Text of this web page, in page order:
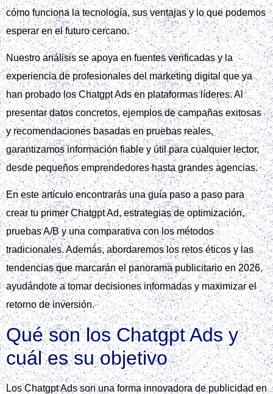
cómo funciona la tecnología, sus ventajas y lo que podemos
esperar en el futuro cercano.
Nuestro análisis se apoya en fuentes verificadas y la
experiencia de profesionales del marketing digital que ya
han probado los Chatgpt Ads en plataformas líderes. Al
presentar datos concretos, ejemplos de campañas exitosas
y recomendaciones basadas en pruebas reales,
garantizamos información fiable y útil para cualquier lector,
desde pequeños emprendedores hasta grandes agencias.
En este artículo encontrarás una guía paso a paso para
crear tu primer Chatgpt Ad, estrategias de optimización,
pruebas A/B y una comparativa con los métodos
tradicionales. Además, abordaremos los retos éticos y las
tendencias que marcarán el panorama publicitario en 2026,
ayudándote a tomar decisiones informadas y maximizar el
retorno de inversión.
Qué son los Chatgpt Ads y
cuál es su objetivo
Los Chatgpt Ads son una forma innovadora de publicidad en